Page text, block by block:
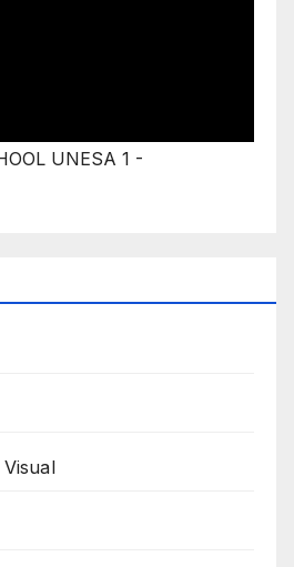
UNESA 1 -